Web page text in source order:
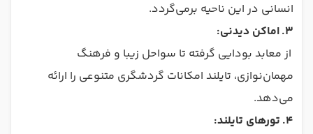
انسانی در این ناحیه برمی‌گردد.
3. اماکن دیدنی:
از معابد بودایی گرفته تا سواحل زیبا و فرهنگ
مهمان‌نوازی، تایلند امکانات گردشگری متنوعی را ارائه
می‌دهد.
4. تورهای تایلند: